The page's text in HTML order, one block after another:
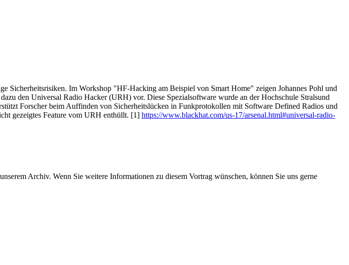
Sicherheitsrisiken. Im Workshop "HF-Hacking am Beispiel von Smart Home" zeigen Johannes Pohl und
den Universal Radio Hacker (URH) vor. Diese Spezialsoftware wurde an der Hochschule Stralsund
Forscher beim Auffinden von Sicherheitslücken in Funkprotokollen mit Software Defined Radios und
gezeigtes Feature vom URH enthüllt. [1] https://www.blackhat.com/us-17/arsenal.html#universal-radio-
Archiv. Wenn Sie weitere Informationen zu diesem Vortrag wünschen, können Sie uns gerne